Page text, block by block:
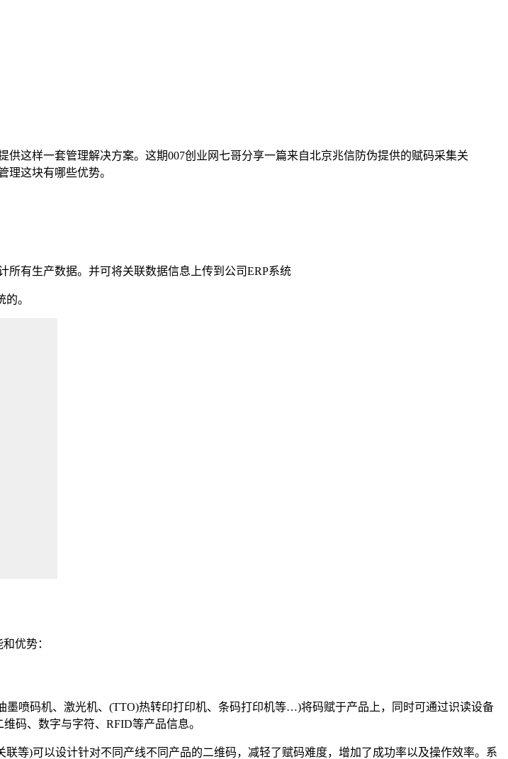
这样一套管理解决方案。这期007创业网七哥分享一篇来自北京兆信防伪提供的赋码采集关
理这块有哪些优势。
有生产数据。并可将关联数据信息上传到公司ERP系统
。
优势：
码机、激光机、(TTO)热转印打印机、条码打印机等…)将码赋于产品上，同时可通过识读设备
维码、数字与字符、RFID等产品信息。
)可以设计针对不同产线不同产品的二维码，减轻了赋码难度，增加了成功率以及操作效率。系